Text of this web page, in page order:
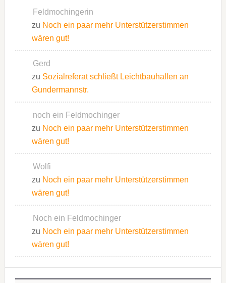
Feldmochingerin
zu Noch ein paar mehr Unterstützerstimmen
wären gut!
Gerd
zu Sozialreferat schließt Leichtbauhallen an
Gundermannstr.
noch ein Feldmochinger
zu Noch ein paar mehr Unterstützerstimmen
wären gut!
Wolfi
zu Noch ein paar mehr Unterstützerstimmen
wären gut!
Noch ein Feldmochinger
zu Noch ein paar mehr Unterstützerstimmen
wären gut!